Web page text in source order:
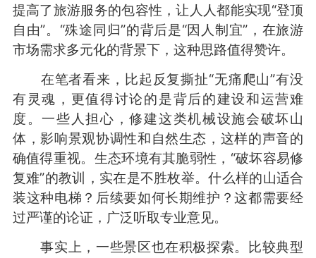
提高了旅游服务的包容性，让人人都能实现“登顶
自由”。“殊途同归”的背后是“因人制宜”，在旅游
市场需求多元化的背景下，这种思路值得赞许。
在笔者看来，比起反复撕扯“无痛爬山”有没
有灵魂，更值得讨论的是背后的建设和运营难
度。一些人担心，修建这类机械设施会破坏山
体，影响景观协调性和自然生态，这样的声音的
确值得重视。生态环境有其脆弱性，“破坏容易修
复难”的教训，实在是不胜枚举。什么样的山适合
装这种电梯？后续要如何长期维护？这都需要经
过严谨的论证，广泛听取专业意见。
事实上，一些景区也在积极探索。比较典型